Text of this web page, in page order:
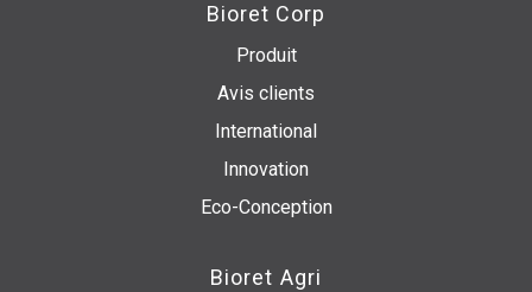
Bioret Corp
Produit
Avis clients
International
Innovation
Eco-Conception
Bioret Agri